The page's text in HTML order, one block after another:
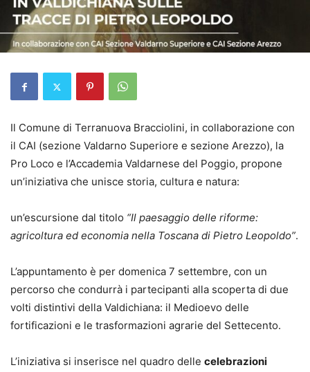
Il Comune di Terranuova Bracciolini, in collaborazione con
il CAI (sezione Valdarno Superiore e sezione Arezzo), la
Pro Loco e l’Accademia Valdarnese del Poggio, propone
un’iniziativa che unisce storia, cultura e natura:
un’escursione dal titolo “Il paesaggio delle riforme:
agricoltura ed economia nella Toscana di Pietro Leopoldo”.
L’appuntamento è per domenica 7 settembre, con un
percorso che condurrà i partecipanti alla scoperta di due
volti distintivi della Valdichiana: il Medioevo delle
fortificazioni e le trasformazioni agrarie del Settecento.
L’iniziativa si inserisce nel quadro delle celebrazioni